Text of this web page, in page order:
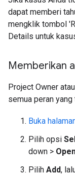
dapat memberi
mengklik tombol
Details untuk
Memberikan
Project Owner
semua peran
Buka
Pilih opsi
down >
Pilih Add,